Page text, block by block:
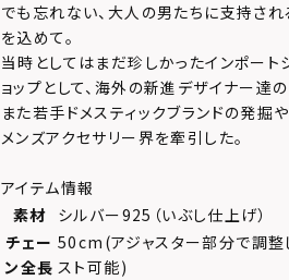
でも忘れない、大人の男たちに支持され
を込めて。
当時としてはまだ珍しかったインポー
ョップとして、海外の新進デザイナー達
また若手ドメスティックブランドの発掘
メンズアクセサリー界を牽引した。
アイテム情報
素材 シルバー925（いぶし仕上げ）
チェー
ン全長
50cm(アジャスター部分で調整
スト可能)